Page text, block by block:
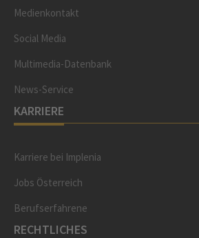
Medienkontakt
Social Media
Multimedia-Datenbank
News-Service
KARRIERE
Karriere bei Implenia
Jobs Österreich
Berufserfahrene
RECHTLICHES